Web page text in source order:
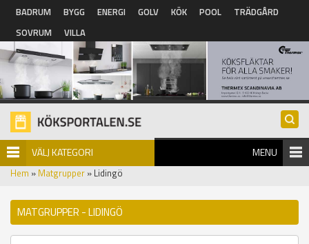
Hoppa till huvudinnehåll
BADRUM BYGG ENERGI GOLV KÖK POOL
TRÄDGÅRD
SOVRUM
VILLA
VÄLJ KATEGORI MENU
Hem » Matgrupper » Lidingö
MATGRUPPER - LIDINGÖ